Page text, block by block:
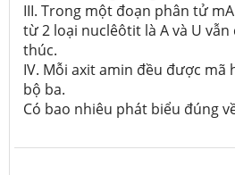
III. Trong một đoạn phân tử
từ 2 loại nuclêôtit là A và U
thúc.
IV. Mỗi axit amin đều được mã
bộ ba.
Có bao nhiêu phát biểu đúng